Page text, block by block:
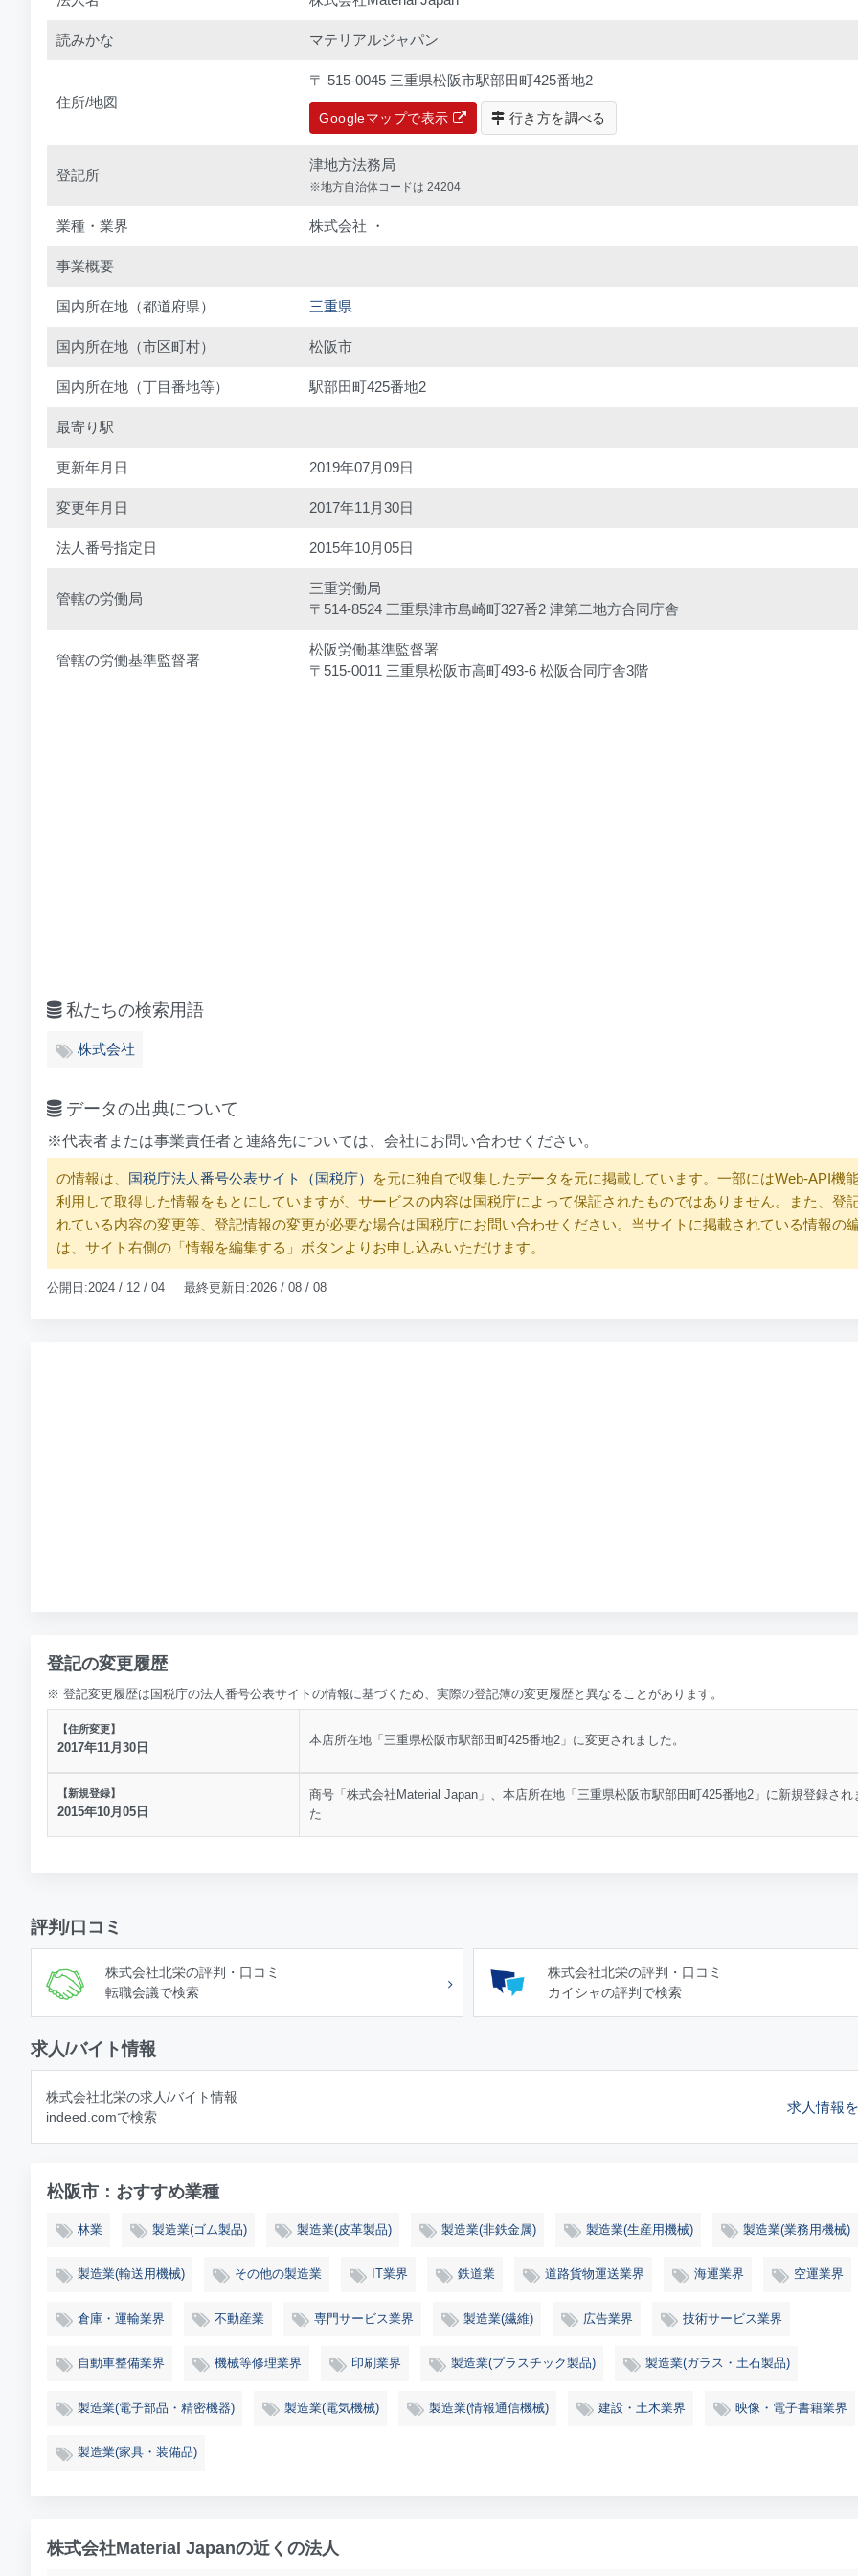
読みかな マテリアルジャパン
住所/地図
〒 515-0045 三重県松阪市駅部田町425番地2
Googleマップで表示 行き方を調べる
登記所
津地方法務局
※地方自治体コードは 24204
業種・業界 株式会社 ・
事業概要
国内所在地（都道府県） 三重県
国内所在地（市区町村） 松阪市
国内所在地（丁目番地等） 駅部田町425番地2
最寄り駅
更新年月日 2019年07月09日
変更年月日 2017年11月30日
法人番号指定日 2015年10月05日
管轄の労働局
三重労働局
〒514-8524 三重県津市島崎町327番2 津第二地方合同庁舎
管轄の労働基準監督署
松阪労働基準監督署
〒515-0011 三重県松阪市高町493-6 松阪合同庁舎3階
私たちの検索用語
株式会社
データの出典について
※代表者または事業責任者と連絡先については、会社にお問い合わせください。
の情報は、 国税庁法人番号公表サイト（国税庁）
を元に独自で収集したデータを元に掲載しています。一部にはWeb-API機
利用して取得した情報をもとにしていますが、サービスの内容は国税庁によって保証されたものではありません。また、登
れている内容の変更等、登記情報の変更が必要な場合は国税庁にお問い合わせください。当サイトに掲載されている情報の
は、サイト右側の「情報を編集する」ボタンよりお申し込みいただけます。
公開日:2024 / 12 / 04 最終更新日:2026 / 08 / 08
登記の変更履歴
※ 登記変更履歴は国税庁の法人番号公表サイトの情報に基づくため、実際の登記簿の変更履歴と異なることがあります。
【住所変更】
2017年11月30日
本店所在地「三重県松阪市駅部田町425番地2」に変更されました。
【新規登録】
2015年10月05日
商号「株式会社Material Japan」、本店所在地「三重県松阪市駅部田町425番地2」に新規登録され
た
評判/口コミ
株式会社北栄の評判・口コミ
転職会議で検索
株式会社北栄の評判・口コミ
カイシャの評判で検索
求人/バイト情報
株式会社北栄の求人/バイト情報
indeed.comで検索
求人情報
松阪市：おすすめ業種
林業 製造業(ゴム製品) 製造業(皮革製品) 製造業(非鉄金属) 製造業(生産用機械) 製造業(業務用機械)
製造業(輸送用機械) その他の製造業 IT業界 鉄道業 道路貨物運送業界 海運業界 空運業界
倉庫・運輸業界 不動産業 専門サービス業界 製造業(繊維) 広告業界 技術サービス業界
自動車整備業界 機械等修理業界 印刷業界 製造業(プラスチック製品) 製造業(ガラス・土石製品)
製造業(電子部品・精密機器) 製造業(電気機械) 製造業(情報通信機械) 建設・土木業界 映像・電子書籍業界
製造業(家具・装備品)
株式会社Material Japanの近くの法人